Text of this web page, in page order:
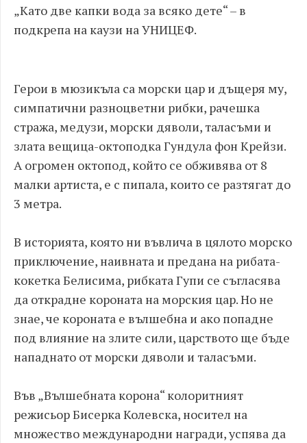
„Като две капки вода за всяко дете“ – в
подкрепа на каузи на УНИЦЕФ.
Герои в мюзикъла са морски цар и дъщеря му,
симпатични разноцветни рибки, рачешка
стража, медузи, морски дяволи, таласъми и
злата вещица-октоподка Гундула фон Крейзи.
А огромен октопод, който се обживява от 8
малки артиста, е с пипала, които се разтягат до
3 метра.
В историята, която ни въвлича в цялото морско
приключение, наивната и предана на рибата-
кокетка Белисима, рибката Гупи се съгласява
да открадне короната на морския цар. Но не
знае, че короната е вълшебна и ако попадне
под влияние на злите сили, царството ще бъде
нападнато от морски дяволи и таласъми.
Във „Вълшебната корона“ колоритният
режисьор Бисерка Колевска, носител на
множество международни награди, успява да